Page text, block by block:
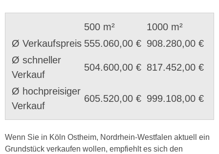
500 m²
1000 m²
Ø Verkaufspreis 555.060,00 € 908.280,00 €
Ø schneller
Verkauf
504.600,00 € 817.452,00 €
Ø hochpreisiger
Verkauf
605.520,00 € 999.108,00 €
Wenn Sie in Köln Ostheim, Nordrhein-Westfalen aktuell ein
Grundstück verkaufen wollen, empfiehlt es sich den